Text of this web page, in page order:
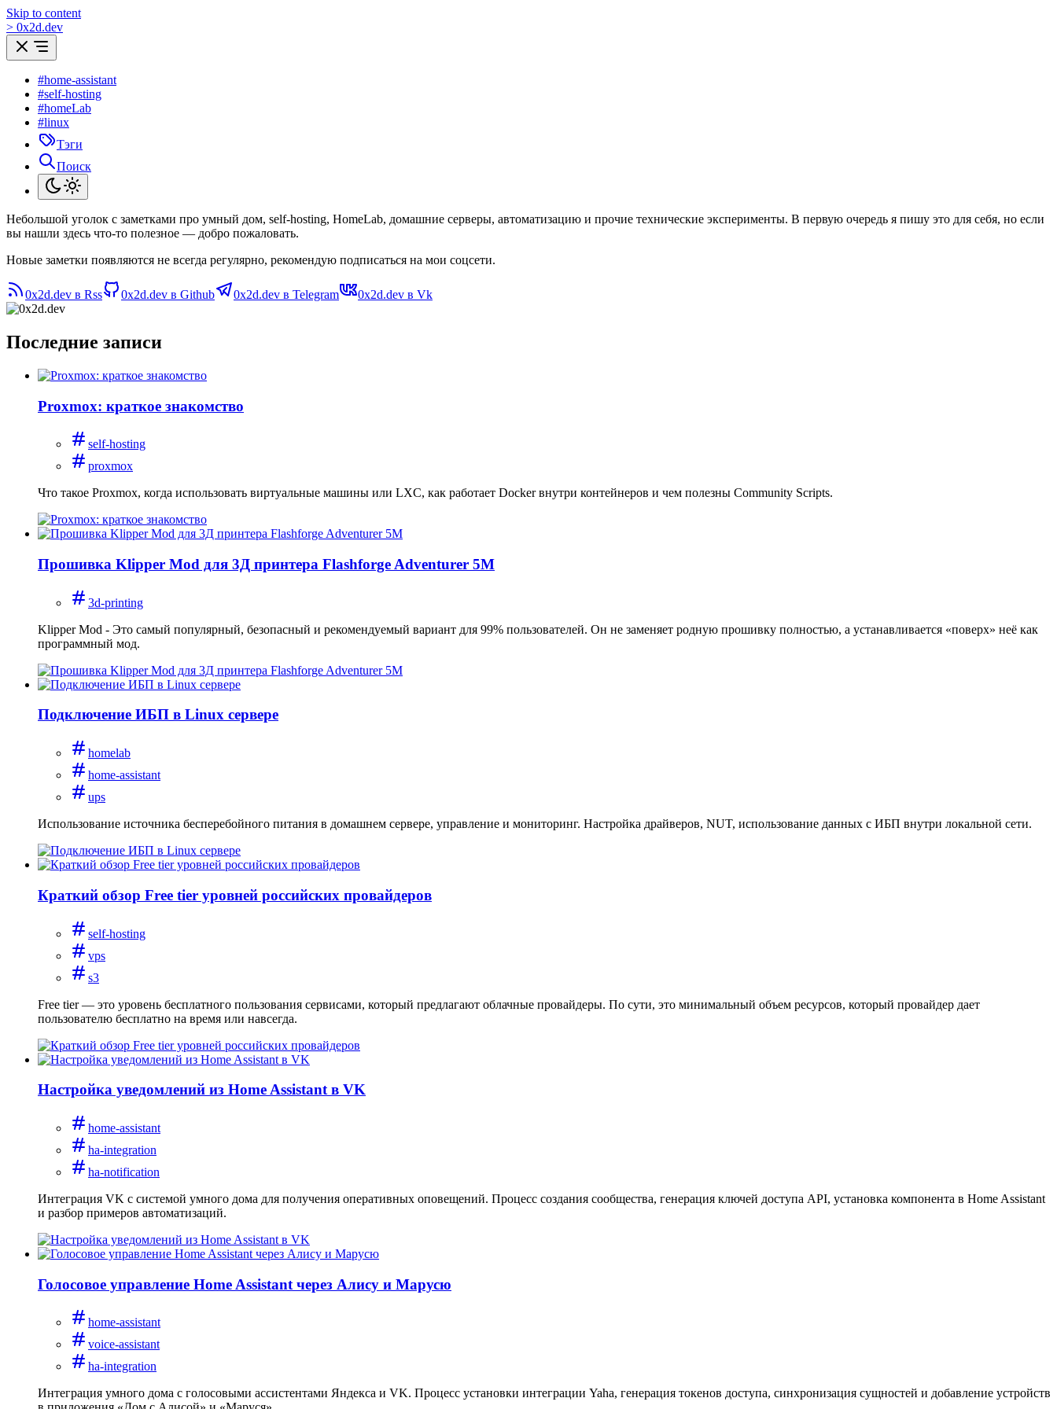
Skip to content
> 0x2d.dev
#home-assistant
#self-hosting
#homeLab
#linux
Тэги
Поиск
Небольшой уголок с заметками про умный дом, self-hosting, HomeLab, домашние серверы, автоматизацию и прочие технические эксперименты. В первую очередь я пишу это для себя, но если
вы нашли здесь что-то полезное — добро пожаловать.
Новые заметки появляются не всегда регулярно, рекомендую подписаться на мои соцсети.
0x2d.dev в Rss 0x2d.dev в Github 0x2d.dev в Telegram 0x2d.dev в Vk
Последние записи
Proxmox: краткое знакомство
self-hosting
proxmox
Что такое Proxmox, когда использовать виртуальные машины или LXC, как работает Docker внутри контейнеров и чем полезны Community Scripts.
Прошивка Klipper Mod для 3Д принтера Flashforge Adventurer 5M
3d-printing
Klipper Mod - Это самый популярный, безопасный и рекомендуемый вариант для 99% пользователей. Он не заменяет родную прошивку полностью, а устанавливается «поверх» неё как
программный мод.
Подключение ИБП в Linux сервере
homelab
home-assistant
ups
Использование источника бесперебойного питания в домашнем сервере, управление и мониторинг. Настройка драйверов, NUT, использование данных с ИБП внутри локальной сети.
Краткий обзор Free tier уровней российских провайдеров
self-hosting
vps
s3
Free tier — это уровень бесплатного пользования сервисами, который предлагают облачные провайдеры. По сути, это минимальный объем ресурсов, который провайдер дает
пользователю бесплатно на время или навсегда.
Настройка уведомлений из Home Assistant в VK
home-assistant
ha-integration
ha-notification
Интеграция VK с системой умного дома для получения оперативных оповещений. Процесс создания сообщества, генерация ключей доступа API, установка компонента в Home Assistant
и разбор примеров автоматизаций.
Голосовое управление Home Assistant через Алису и Марусю
home-assistant
voice-assistant
ha-integration
Интеграция умного дома с голосовыми ассистентами Яндекса и VK. Процесс установки интеграции Yaha, генерация токенов доступа, синхронизация сущностей и добавление устройств